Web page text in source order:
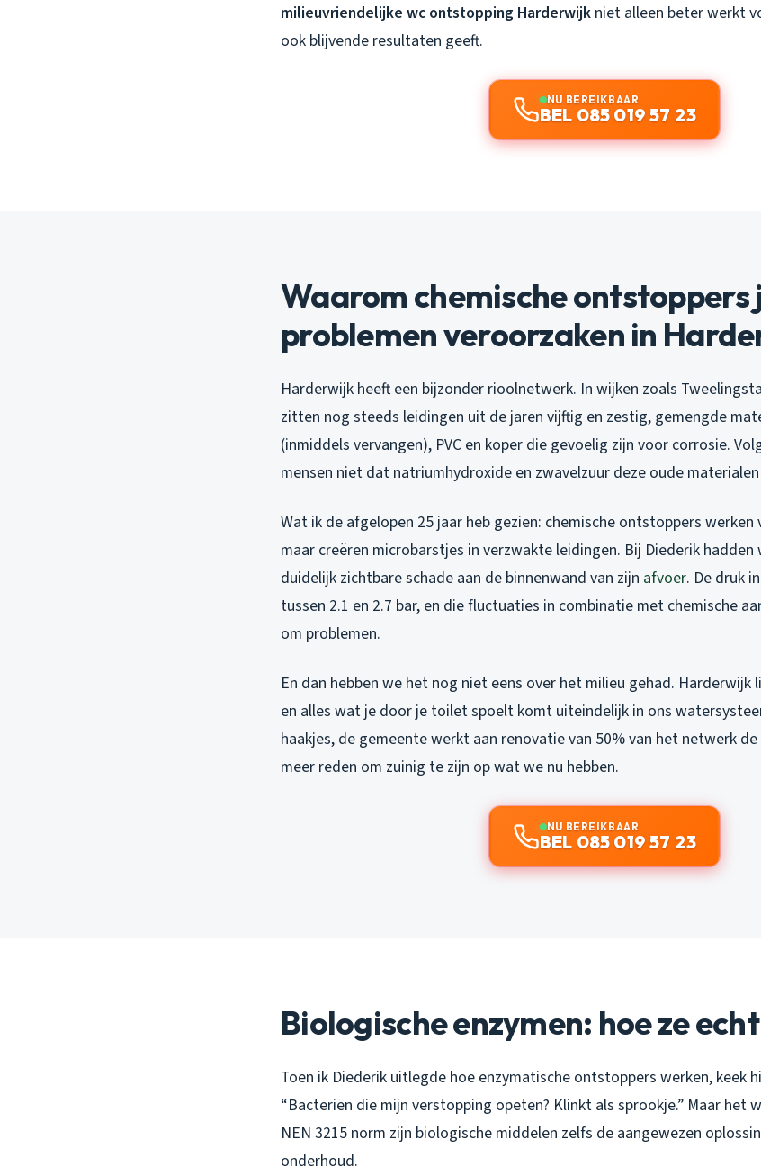
milieuvriendelijke wc ontstopping Harderwijk niet alleen beter werkt
ook blijvende resultaten geeft.
NU BEREIKBAAR
BEL 085 019 57 23
Waarom chemische ontstoppers
problemen veroorzaken in
Harderwijk heeft een bijzonder rioolnetwerk. In wijken zoals
zitten nog steeds leidingen uit de jaren vijftig en zestig, gemengde
(inmiddels vervangen), PVC en koper die gevoelig zijn voor corrosie.
mensen niet dat natriumhydroxide en zwavelzuur deze oude
Wat ik de afgelopen 25 jaar heb gezien: chemische ontstoppers
maar creëren microbarstjes in verzwakte leidingen. Bij Diederik
duidelijk zichtbare schade aan de binnenwand van zijn afvoer. De druk
tussen 2.1 en 2.7 bar, en die fluctuaties in combinatie met chemische
om problemen.
En dan hebben we het nog niet eens over het milieu gehad. Harderwijk
en alles wat je door je toilet spoelt komt uiteindelijk in ons
haakjes, de gemeente werkt aan renovatie van 50% van het netwerk
meer reden om zuinig te zijn op wat we nu hebben.
NU BEREIKBAAR
BEL 085 019 57 23
Biologische enzymen: hoe ze
Toen ik Diederik uitlegde hoe enzymatische ontstoppers werken, keek
“Bacteriën die mijn verstopping opeten? Klinkt als sprookje.” Maar het
NEN 3215 norm zijn biologische middelen zelfs de aangewezen
onderhoud.